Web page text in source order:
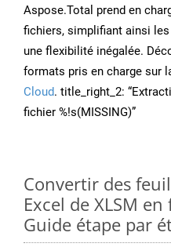
Aspose.Total prend en
fichiers, simplifiant ainsi
une flexibilité inégalée.
formats pris en charge sur
Cloud. title_right_2:
fichier %!s(MISSING)”
Convertir des
Excel de XLSM
Guide étape par